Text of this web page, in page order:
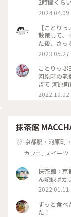
2時間くら
つ間も皆さ
ク💓 結局1
席に着き
💙 ぶどう
だのはご存
りにかざ
炭酸もいい
って口に入
食べ終わっ
コーヒーで
列ができて
特別な空間に会いに
2024.04.09
【ことり
散策して、
た後、さっ
レ」さんに
ていると覚
せんでした
いグループ
プも😊 私
チフロー
したが、落
2023.05.27
ことりっぷ
河原町の老
ぎて 河原
次々と呼ば
を守ってお
れた落ち着
和の香りが
かったです
で ひっそり
きを楽しむ
茶ソワレ #
京都スイー
2022.10.02
抹茶館
京都駅・河原町
カフェ, スイーツ
抹茶館：京
ん記録
2022.01.11
ずっと食べ
た！